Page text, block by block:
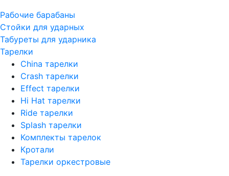
Рабочие барабаны
Стойки для ударных
Табуреты для ударника
Тарелки
China тарелки
Crash тарелки
Effect тарелки
Hi Hat тарелки
Ride тарелки
Splash тарелки
Комплекты тарелок
Кротали
Тарелки оркестровые